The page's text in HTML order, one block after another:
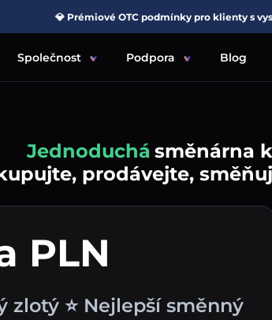
💎 Prémiové OTC podmínky pro klienty s
Společnost Podpora Blog
Jednoduchá směnárna
prodávejte,
PLN
zlotý ⭐ Nejlepší směnný